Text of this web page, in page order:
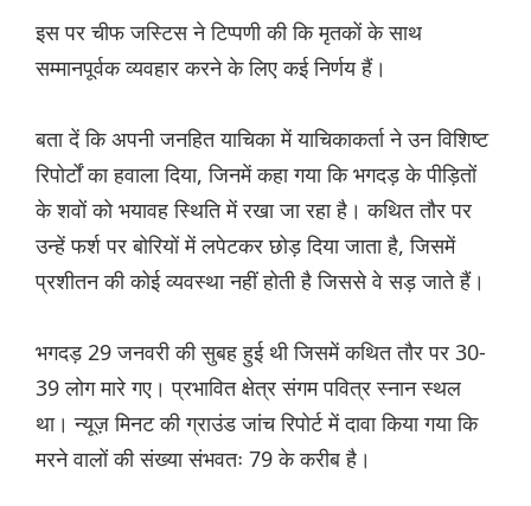
इस पर चीफ जस्टिस ने टिप्पणी की कि मृतकों के साथ
सम्मानपूर्वक व्यवहार करने के लिए कई निर्णय हैं।
बता दें कि अपनी जनहित याचिका में याचिकाकर्ता ने उन विशिष्ट
रिपोर्टों का हवाला दिया, जिनमें कहा गया कि भगदड़ के पीड़ितों
के शवों को भयावह स्थिति में रखा जा रहा है। कथित तौर पर
उन्हें फर्श पर बोरियों में लपेटकर छोड़ दिया जाता है, जिसमें
प्रशीतन की कोई व्यवस्था नहीं होती है जिससे वे सड़ जाते हैं।
भगदड़ 29 जनवरी की सुबह हुई थी जिसमें कथित तौर पर 30-
39 लोग मारे गए। प्रभावित क्षेत्र संगम पवित्र स्नान स्थल
था। न्यूज़ मिनट की ग्राउंड जांच रिपोर्ट में दावा किया गया कि
मरने वालों की संख्या संभवतः 79 के करीब है।